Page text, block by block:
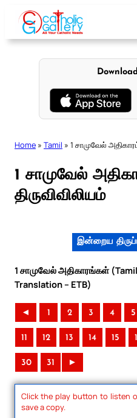
content
Home » Tamil » 1 சாமுவேல்
1 சாமுவேல்
திருவிவிலியம்
இன்றைய
1 சாமுவேல் அதிகாரங்கள்
Translation – ETB)
◄ 1 2 3 4 5
11 12 13 14 15
30 31 ►
Click the play button to listen
save a copy.